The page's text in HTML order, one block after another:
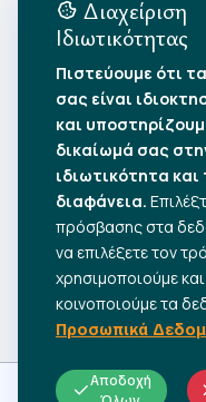
Αρχείο
•Αύγουστος
•Ιούλιος 2026
•Ιούνιος 2026
•Μάιος 2026
•Απρίλιος
•Μάρτιος 2026
Πλήρες
Διαχείριση
Ιδιωτικότητας
Πιστεύουμε ότι
σας είναι
και
δικαίωμά σας
ιδιωτικότητα και
διαφάνεια.
πρόσβασης στα
να επιλέξετε τον
χρησιμοποιούμε
κοινοποιούμε τα
Προσωπικά
Αποδοχή